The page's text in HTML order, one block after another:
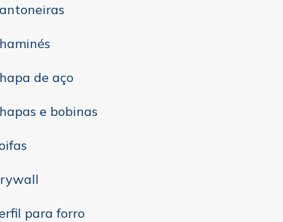
de aço
e bobinas
para forro